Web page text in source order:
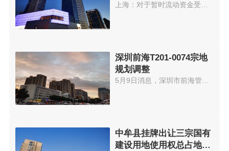
断贷和不压贷
深圳前海T201-0074宗地
规划调整
5月9日消息，深圳市前海管理局于...
中牟县挂牌出让三宗国有
建设用地使用权总占地